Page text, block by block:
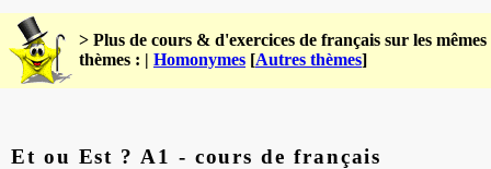
> Plus de cours & d'exercices de français sur les mêmes
thèmes : | Homonymes [Autres thèmes]
Et ou Est ? A1 - cours de français